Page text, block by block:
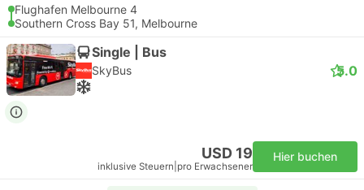
Flughafen Melbourne 4
Southern Cross Bay 51, Melbourne
Single | Bus
SkyBus 5.0
USD 19
inklusive Steuern pro Erwachsener
Hier buchen